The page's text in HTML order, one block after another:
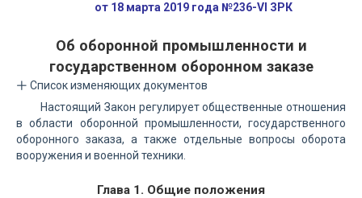
от 18 марта 2019 года №236-VI ЗРК
Об оборонной промышленности и
государственном оборонном заказе
Список изменяющих документов
Настоящий Закон регулирует общественные отношения
в области оборонной промышленности, государственного
оборонного заказа, а также отдельные вопросы оборота
вооружения и военной техники.
Глава 1. Общие положения